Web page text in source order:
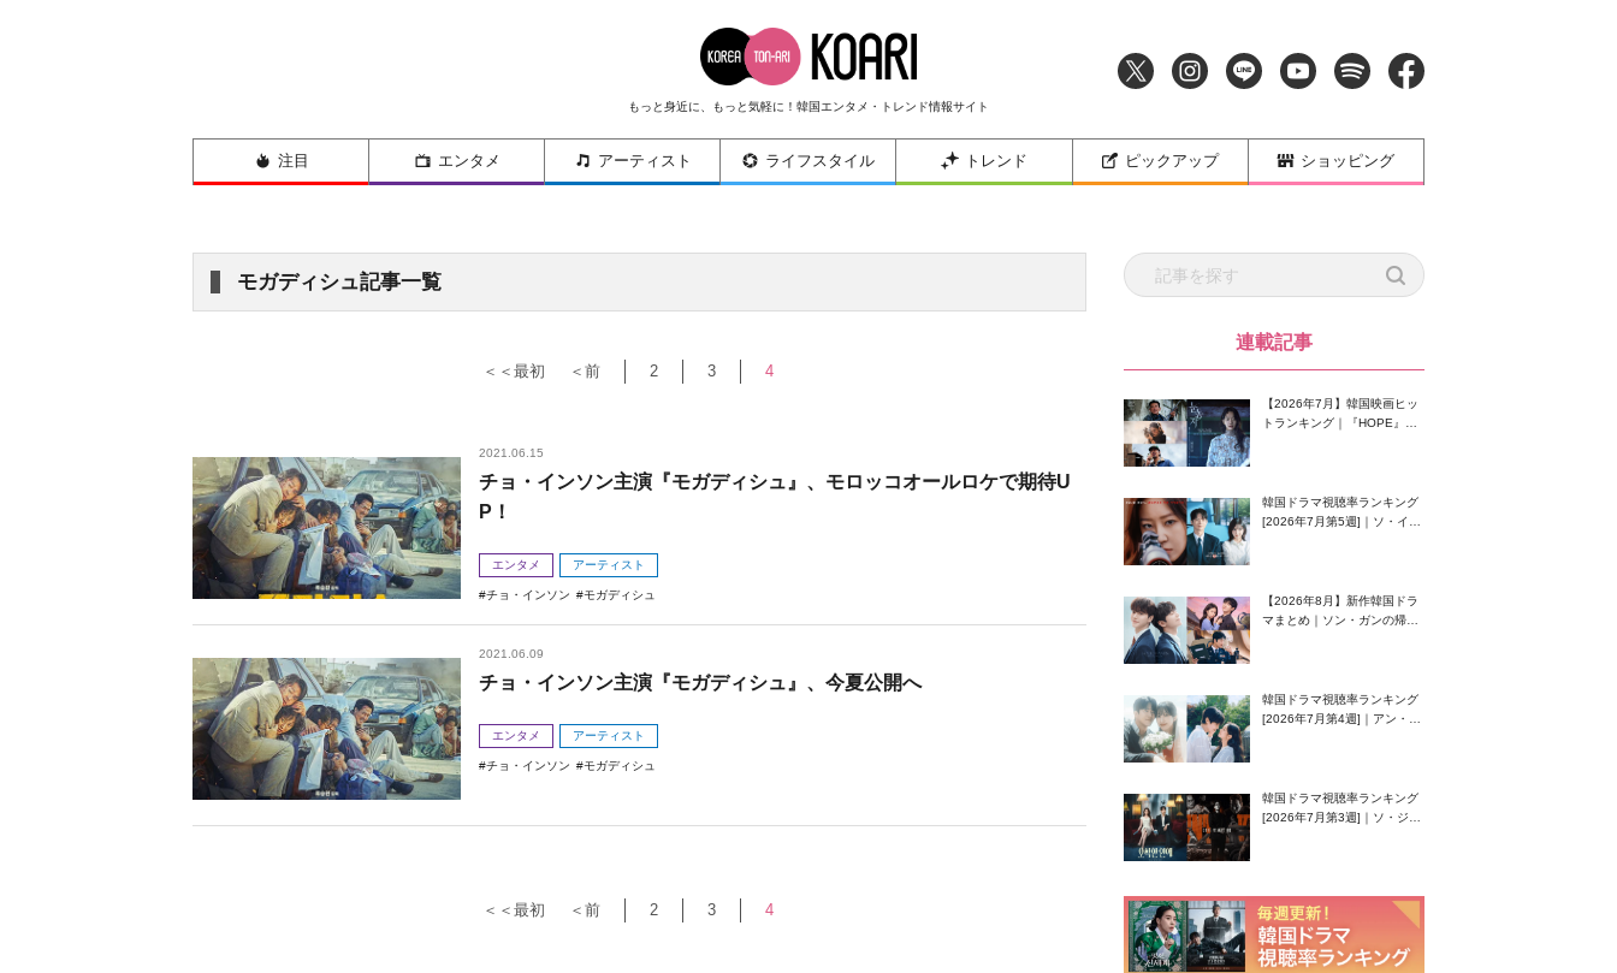
もっと身近に、もっと気軽に！韓国エンタメ・トレンド情報サイト
注目 エンタメ アーティスト ライフスタイル トレンド ピックアップ ショッピング
モガディシュ記事一覧
＜＜最初 ＜前 2 3 4
2021.06.15
チョ・インソン主演『モガディシュ』、モロッコオールロケで期待U
P！
エンタメ アーティスト
チョ・インソン モガディシュ
2021.06.09
チョ・インソン主演『モガディシュ』、今夏公開へ
エンタメ アーティスト
チョ・インソン モガディシュ
＜＜最初 ＜前 2 3 4
連載記事
【2026年7月】韓国映画ヒッ
トランキング｜『HOPE』が
韓国ドラマ視聴率ランキング
[2026年7月第5週]｜ソ・イン
【2026年8月】新作韓国ドラ
マまとめ｜ソン・ガンの帰
韓国ドラマ視聴率ランキング
[2026年7月第4週]｜アン・ヒ
韓国ドラマ視聴率ランキング
[2026年7月第3週]｜ソ・ジソ